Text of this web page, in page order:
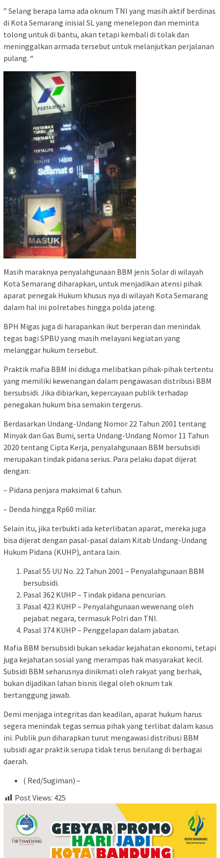
” Selang berapa lama ada oknum TNI yang masih aktif berdinas
di Kota Semarang inisial SL yang menelepon dan meminta
tolong untuk di bantu, akan tetapi kembali di tolak dan
meninggalkan armada tersebut untuk melanjutkan perjalanan
pulang. “
Masih maraknya penyalahgunaan BBM jenis Solar di wilayah
Kota Semarang diharapkan, untuk menjadikan atensi pihak
aparat penegak Hukum khusus nya di wilayah Kota Semarang
dalam hal ini polretabes hingga polda jateng.
BPH Migas juga di harapankan ikut berperan dan menindak
tegas bagi SPBU yang masih melayani kegiatan yang
melanggar hukum tersebut.
Praktik mafia BBM ini diduga melibatkan pihak-pihak tertentu
yang memiliki kewenangan dalam pengawasan distribusi BBM
bersubsidi. Jika dibiarkan, kepercayaan publik terhadap
penegakan hukum bisa semakin tergerus.
Berdasarkan Undang-Undang Nomor 22 Tahun 2001 tentang
Minyak dan Gas Bumi, serta Undang-Undang Nomor 11 Tahun
2020 tentang Cipta Kerja, penyalahgunaan BBM bersubsidi
merupakan tindak pidana serius. Para pelaku dapat dijerat
dengan:
– Pidana penjara maksimal 6 tahun.
– Denda hingga Rp60 miliar.
Selain itu, jika terbukti ada keterlibatan aparat, mereka juga
bisa dijerat dengan pasal-pasal dalam Kitab Undang-Undang
Hukum Pidana (KUHP), antara lain.
Pasal 55 UU No. 22 Tahun 2001 – Penyalahgunaan BBM
bersubsidi.
⁠Pasal 362 KUHP – Tindak pidana pencurian.
Pasal 423 KUHP – Penyalahgunaan wewenang oleh
pejabat negara, termasuk Polri dan TNI.
Pasal 374 KUHP – Penggelapan dalam jabatan.
Mafia BBM bersubsidi bukan sekadar kejahatan ekonomi, tetapi
juga kejahatan sosial yang merampas hak masyarakat kecil.
Subsidi BBM seharusnya dinikmati oleh rakyat yang berhak,
bukan dijadikan lahan bisnis ilegal oleh oknum tak
bertanggung jawab.
Demi menjaga integritas dan keadilan, aparat hukum harus
segera menindak tegas semua pihak yang terlibat dalam kasus
ini. Publik pun diharapkan turut mengawasi distribusi BBM
subsidi agar praktik serupa tidak terus berulang di berbagai
daerah.
( Red/Sugiman) –
Post Views: 425